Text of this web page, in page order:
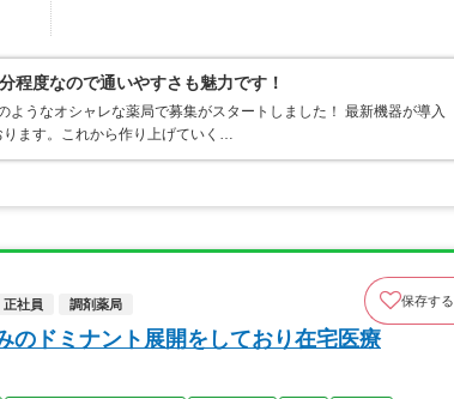
程度なので通いやすさも魅力です！
うなオシャレな薬局で募集がスタートしました！ 最新機器が導入
ます。これから作り上げていく…
正社員 調剤薬局 保存する
のドミナント展開をしており在宅医療